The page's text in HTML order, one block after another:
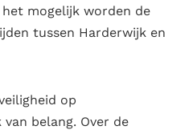
mogelijk worden de
tussen Harderwijk en
op
belang. Over de